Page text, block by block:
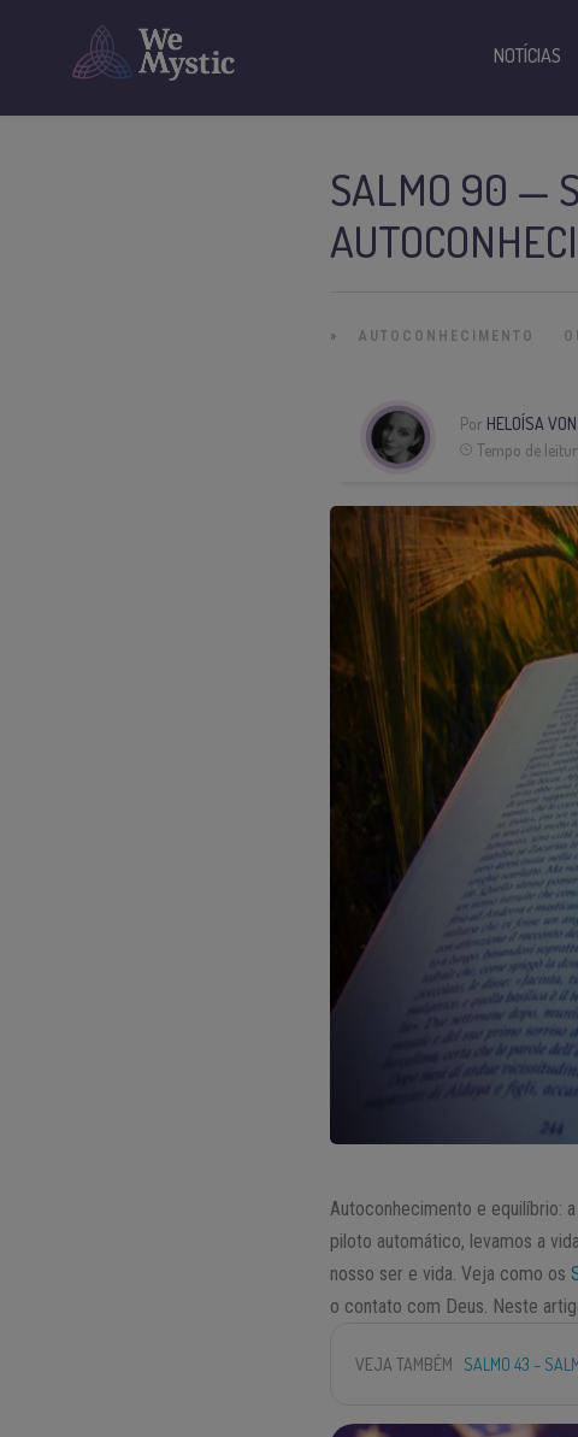
SALMO 90 —
» AUTOCONHECIMENTO
Por HELOÍSA
Tempo de
Autoconhecimento e equilíbrio:
piloto automático, levamos a
nosso ser e vida. Veja como os
o contato com Deus. Neste
VEJA TAMBÉM SALMO 43 –
NOTÍCIAS